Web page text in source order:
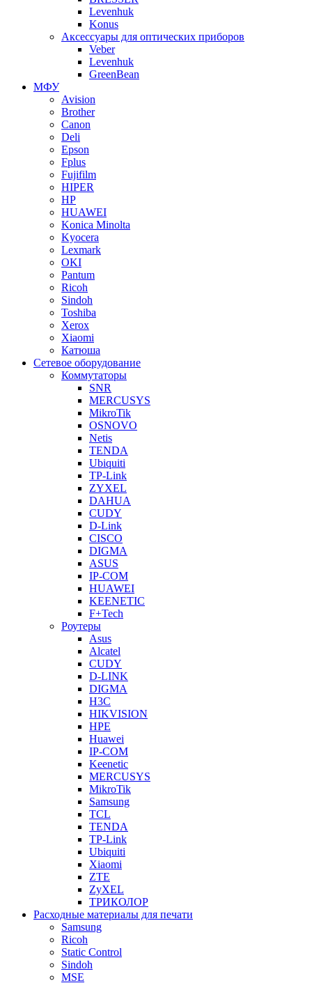
Levenhuk
Konus
Аксессуары для оптических приборов
Veber
Levenhuk
GreenBean
МФУ
Avision
Brother
Canon
Deli
Epson
Fplus
Fujifilm
HIPER
HP
HUAWEI
Konica Minolta
Kyocera
Lexmark
OKI
Pantum
Ricoh
Sindoh
Toshiba
Xerox
Xiaomi
Катюша
Сетевое оборудование
Коммутаторы
SNR
MERCUSYS
MikroTik
OSNOVO
Netis
TENDA
Ubiquiti
TP-Link
ZYXEL
DAHUA
CUDY
D-Link
CISCO
DIGMA
ASUS
IP-COM
HUAWEI
KEENETIC
F+Tech
Роутеры
Asus
Alcatel
CUDY
D-LINK
DIGMA
H3C
HIKVISION
HPE
Huawei
IP-COM
Keenetic
MERCUSYS
MikroTik
Samsung
TCL
TENDA
TP-Link
Ubiquiti
Xiaomi
ZTE
ZyXEL
ТРИКОЛОР
Расходные материалы для печати
Samsung
Ricoh
Static Control
Sindoh
MSE